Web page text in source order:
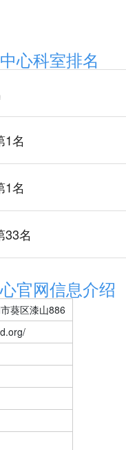
心科室排名
1名
1名
33名
官网信息介绍
葵区漆山886